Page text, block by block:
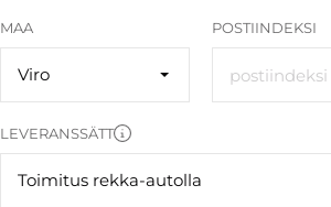
MAA
Viro
POSTIINDEKSI
LEVERANSSÄTT
Toimitus rekka-autolla